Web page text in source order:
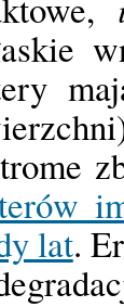
lat.